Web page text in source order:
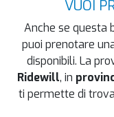
VUOI
Anche se questa
puoi prenotare
disponibili. La
Ridewill, in
ti permette di